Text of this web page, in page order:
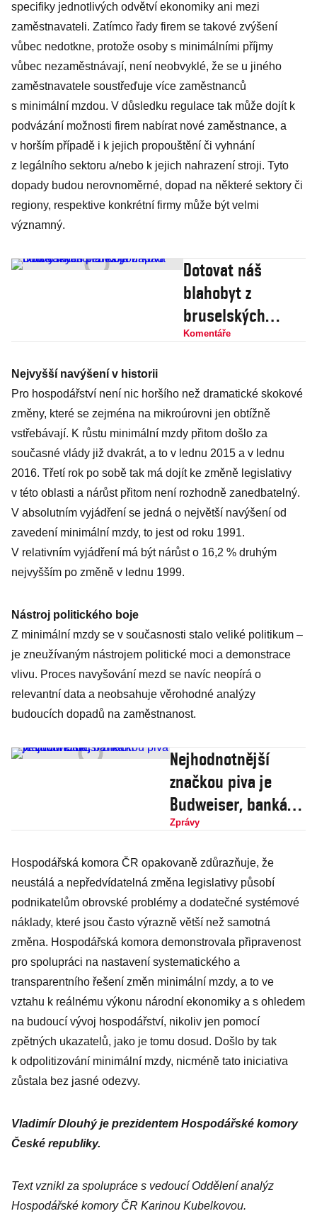
specifiky jednotlivých odvětví ekonomiky ani mezi
zaměstnavateli. Zatímco řady firem se takové zvýšení
vůbec nedotkne, protože osoby s minimálními příjmy
vůbec nezaměstnávají, není neobvyklé, že se u jiného
zaměstnavatele soustřeďuje více zaměstnanců
s minimální mzdou. V důsledku regulace tak může dojít k
podvázání možnosti firem nabírat nové zaměstnance, a
v horším případě i k jejich propouštění či vyhnání
z legálního sektoru a/nebo k jejich nahrazení stroji. Tyto
dopady budou nerovnoměrné, dopad na některé sektory či
regiony, respektive konkrétní firmy může být velmi
významný.
Dotovat náš
blahobyt z
bruselských
peněz je nápad
Kocourkova
Komentáře
Nejvyšší navýšení v historii
Pro hospodářství není nic horšího než dramatické skokové
změny, které se zejména na mikroúrovni jen obtížně
vstřebávají. K růstu minimální mzdy přitom došlo za
současné vlády již dvakrát, a to v lednu 2015 a v lednu
2016. Třetí rok po sobě tak má dojít ke změně legislativy
v této oblasti a nárůst přitom není rozhodně zanedbatelný.
V absolutním vyjádření se jedná o největší navýšení od
zavedení minimální mzdy, to jest od roku 1991.
V relativním vyjádření má být nárůst o 16,2 % druhým
nejvyšším po změně v lednu 1999.
Nástroj politického boje
Z minimální mzdy se v současnosti stalo veliké politikum –
je zneužívaným nástrojem politické moci a demonstrace
vlivu. Proces navyšování mezd se navíc neopírá o
relevantní data a neobsahuje věrohodné analýzy
budoucích dopadů na zaměstnanost.
Nejhodnotnější
značkou piva je
Budweiser, bankám
vévodí HSBC
Zprávy
Hospodářská komora ČR opakovaně zdůrazňuje, že
neustálá a nepředvídatelná změna legislativy působí
podnikatelům obrovské problémy a dodatečné systémové
náklady, které jsou často výrazně větší než samotná
změna. Hospodářská komora demonstrovala připravenost
pro spolupráci na nastavení systematického a
transparentního řešení změn minimální mzdy, a to ve
vztahu k reálnému výkonu národní ekonomiky a s ohledem
na budoucí vývoj hospodářství, nikoliv jen pomocí
zpětných ukazatelů, jako je tomu dosud. Došlo by tak
k odpolitizování minimální mzdy, nicméně tato iniciativa
zůstala bez jasné odezvy.
Vladimír Dlouhý je prezidentem Hospodářské komory
České republiky.
Text vznikl za spolupráce s vedoucí Oddělení analýz
Hospodářské komory ČR Karinou Kubelkovou.